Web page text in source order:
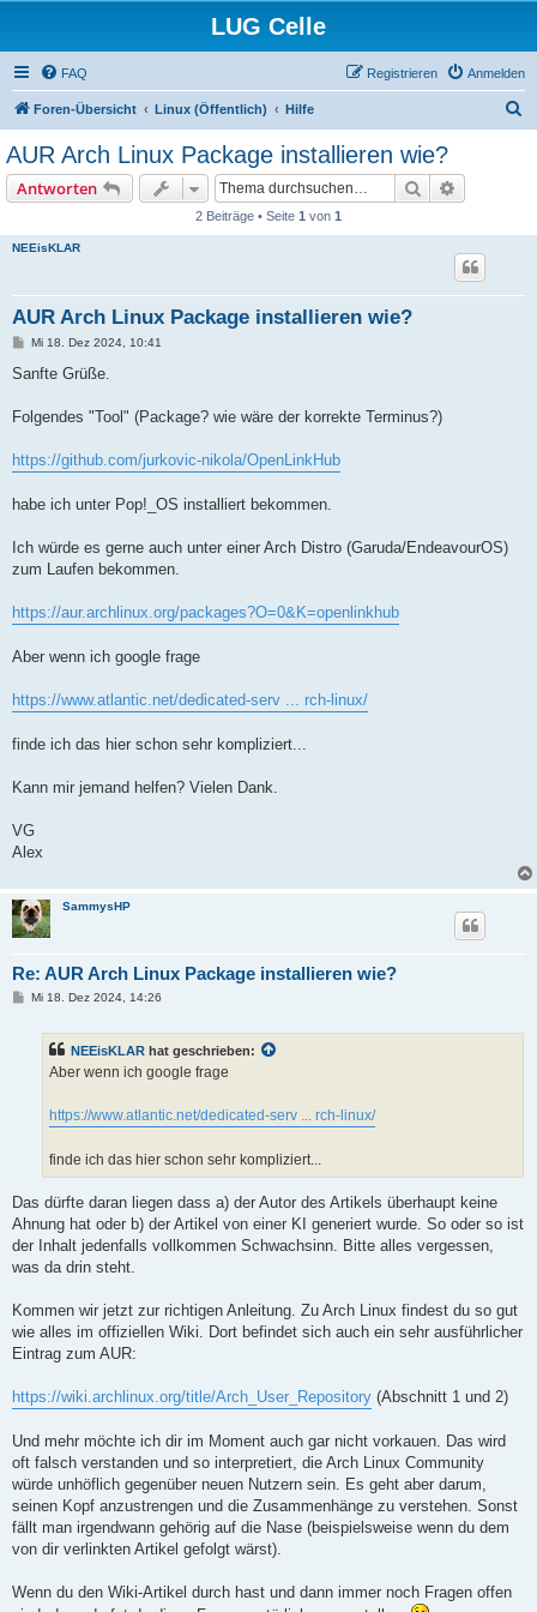
LUG Celle
FAQ Anmelden
Registrieren
Foren-Übersicht Linux (Öffentlich) Hilfe
AUR Arch Linux Package installieren wie?
Antworten Suche
2 Beiträge • Seite 1 von 1
NEEisKLAR
AUR Arch Linux Package installieren wie?
B
i
a
Mi 18. Dez 2024, 10:41
Sanfte Grüße.
Folgendes "Tool" (Package? wie wäre der korrekte Terminus?)
https://github.com/jurkovic-nikola/OpenLinkHub
habe ich unter Pop!_OS installiert bekommen.
Ich würde es gerne auch unter einer Arch Distro (Garuda/EndeavourOS)
zum Laufen bekommen.
https://aur.archlinux.org/packages?O=0&K=openlinkhub
Aber wenn ich google frage
https://www.atlantic.net/dedicated-serv ... rch-linux/
finde ich das hier schon sehr kompliziert...
Kann mir jemand helfen? Vielen Dank.
VG
Alex
SammysHP
Re: AUR Arch Linux Package installieren wie?
BMi 18. Dez 2024, 14:26
NEEisKLAR hat geschrieben:
Aber wenn ich google frage
https://www.atlantic.net/dedicated-serv ... rch-linux/
finde ich das hier schon sehr kompliziert...
Das dürfte daran liegen dass a) der Autor des Artikels überhaupt keine
Ahnung hat oder b) der Artikel von einer KI generiert wurde. So oder so ist
der Inhalt jedenfalls vollkommen Schwachsinn. Bitte alles vergessen,
was da drin steht.
Kommen wir jetzt zur richtigen Anleitung. Zu Arch Linux findest du so gut
wie alles im offiziellen Wiki. Dort befindet sich auch ein sehr ausführlicher
Eintrag zum AUR:
https://wiki.archlinux.org/title/Arch_User_Repository (Abschnitt 1 und 2)
Und mehr möchte ich dir im Moment auch gar nicht vorkauen. Das wird
oft falsch verstanden und so interpretiert, die Arch Linux Community
würde unhöflich gegenüber neuen Nutzern sein. Es geht aber darum,
seinen Kopf anzustrengen und die Zusammenhänge zu verstehen. Sonst
fällt man irgendwann gehörig auf die Nase (beispielsweise wenn du dem
von dir verlinkten Artikel gefolgt wärst).
Wenn du den Wiki-Artikel durch hast und dann immer noch Fragen offen